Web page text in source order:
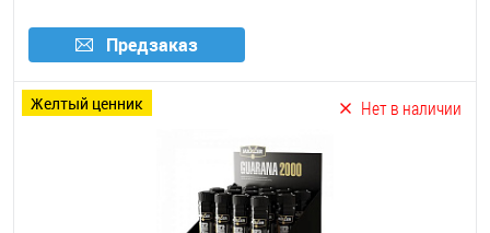
Предзаказ
желтый ценник Нет в наличии